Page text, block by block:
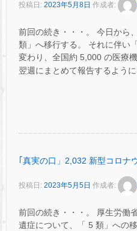
投稿日: 2023年5月8日 作成者:
前回の続き・・・。 今日から
類」へ移行する。 それに伴い
変わり、全国約 5,000 の医療
翌週にまとめて報告するよう
｢真実の口」2,032 新型コロナ
投稿日: 2023年5月5日 作成者:
前回の続き・・・。 厚生労働
遺症について、「 5 類」への